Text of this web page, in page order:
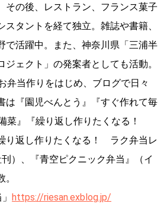
その後、レストラン、フランス菓子
スタントを経て独立。雑誌や書籍、
で活躍中。また、神奈川県「三浦半
ェクト」の発案者としても活動。
弁当作りをはじめ、ブログで日々
は『園児べんとう』『すぐ作れて毎
菜』『繰り返し作りたくなる！
り返し作りたくなる！ ラク弁当レ
）、『青空ピクニック弁当』（イ
https://riesan.exblog.jp/